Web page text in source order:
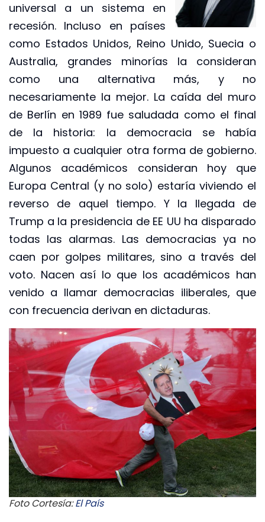
universal a un sistema en
recesión. Incluso en países
como Estados Unidos, Reino Unido, Suecia o
Australia, grandes minorías la consideran
como una alternativa más, y no
necesariamente la mejor. La caída del muro
de Berlín en 1989 fue saludada como el final
de la historia: la democracia se había
impuesto a cualquier otra forma de gobierno.
Algunos académicos consideran hoy que
Europa Central (y no solo) estaría viviendo el
reverso de aquel tiempo. Y la llegada de
Trump a la presidencia de EE UU ha disparado
todas las alarmas. Las democracias ya no
caen por golpes militares, sino a través del
voto. Nacen así lo que los académicos han
venido a llamar democracias iliberales, que
con frecuencia derivan en dictaduras.
Foto Cortesía:El País